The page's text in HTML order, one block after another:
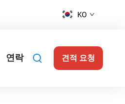
KO
연락 견적 요청